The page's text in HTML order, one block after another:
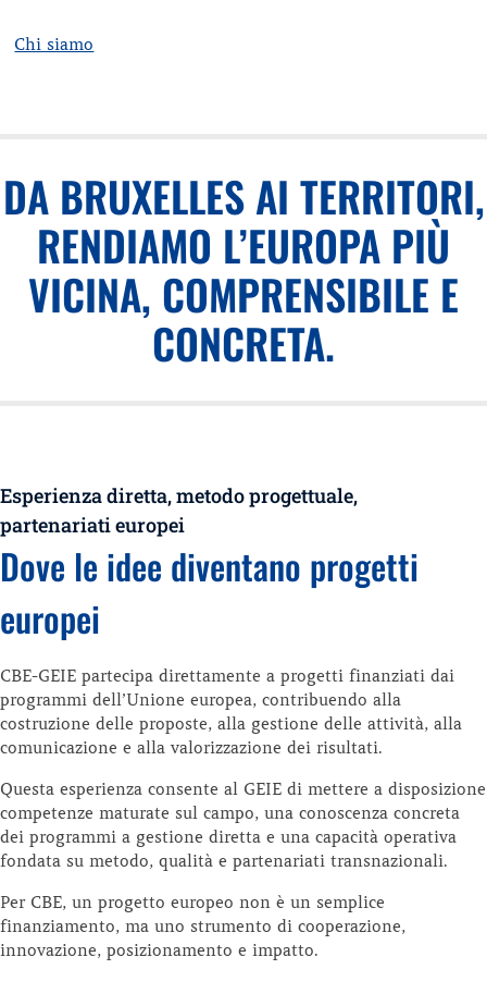
Chi siamo
DA BRUXELLES AI TERRITORI,
RENDIAMO L’EUROPA PIÙ
VICINA, COMPRENSIBILE E
CONCRETA.
Esperienza diretta, metodo progettuale,
partenariati europei
Dove le idee diventano progetti
europei
CBE-GEIE partecipa direttamente a progetti finanziati dai
programmi dell’Unione europea, contribuendo alla
costruzione delle proposte, alla gestione delle attività, alla
comunicazione e alla valorizzazione dei risultati.
Questa esperienza consente al GEIE di mettere a disposizione
competenze maturate sul campo, una conoscenza concreta
dei programmi a gestione diretta e una capacità operativa
fondata su metodo, qualità e partenariati transnazionali.
Per CBE, un progetto europeo non è un semplice
finanziamento, ma uno strumento di cooperazione,
innovazione, posizionamento e impatto.